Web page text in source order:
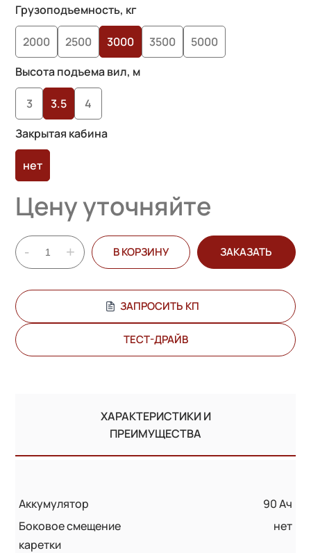
Грузоподъемность, кг
2000 2500 3000 3500
5000
Высота подъема вил, м
3 3.5
4
Закрытая кабина
нет
Цену уточняйте
- + В КОРЗИНУ ЗАКАЗАТЬ
ЗАПРОСИТЬ КП
ТЕСТ-ДРАЙВ
ХАРАКТЕРИСТИКИ И
ПРЕИМУЩЕСТВА
Аккумулятор
90 Ач
Боковое смещение
каретки
нет